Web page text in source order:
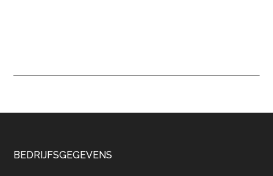
Footer
BEDRIJFSGEGEVENS